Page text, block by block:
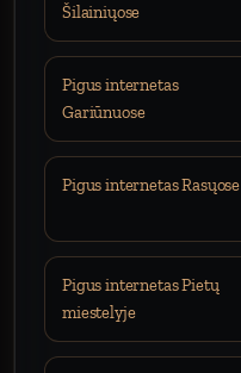
Šilainiųose
Pigus internetas
Gariūnuose
Pigus internetas Rasųose
Pigus internetas Pietų
miestelyje